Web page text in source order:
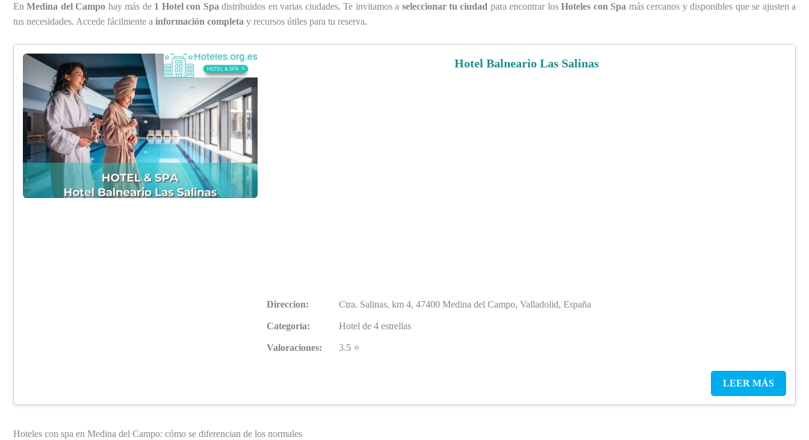
EnMedina del Campo hay más de 1 Hotel con Spa distribuidos en varias ciudades. Te invitamos a seleccionar tu ciudad para encontrar losHoteles con Spa más cercanos y disponibles que se ajusten a
tus necesidades. Accede fácilmente a información completa y recursos útiles para tu reserva.
Hotel Balneario Las Salinas
Direccion: Ctra. Salinas, km 4, 47400 Medina del Campo, Valladolid, España
Categoría: Hotel de 4 estrellas
Valoraciones: 3.5 ⭐
LEER MÁS
Hoteles con spa en Medina del Campo: cómo se diferencian de los normales